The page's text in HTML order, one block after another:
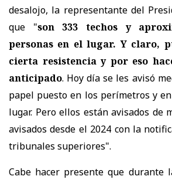
desalojo, la representante del
que "son 333 techos y
personas en el lugar. Y claro,
cierta resistencia y por eso
anticipado. Hoy día se les avisó
papel puesto en los perímetros y
lugar. Pero ellos están avisados de
avisados desde el 2024 con la
tribunales superiores".
Cabe hacer presente que durante